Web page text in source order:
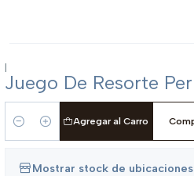
|
Juego De Resorte
Cantidad
Agregar al Carro
Mostrar stock de ubicaciones